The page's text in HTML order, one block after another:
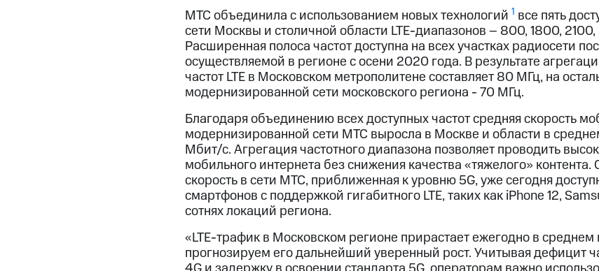
МТС объединила с использованием новых технологий 1 все пять
сети Москвы и столичной области LTE-диапазонов – 800, 1800,
Расширенная полоса частот доступна на всех участках радиосети
осуществляемой в регионе с осени 2020 года. В результате
частот LTE в Московском метрополитене составляет 80 МГц, на
модернизированной сети московского региона - 70 МГц.
Благодаря объединению всех доступных частот средняя скорость
модернизированной сети МТС выросла в Москве и области в
Мбит/с. Агрегация частотного диапазона позволяет проводить
мобильного интернета без снижения качества «тяжелого» контента.
скорость в сети МТС, приближенная к уровню 5G, уже сегодня
смартфонов с поддержкой гигабитного LTE, таких как iPhone 12,
сотнях локаций региона.
«LTE-трафик в Московском регионе прирастает ежегодно в
прогнозируем его дальнейший уверенный рост. Учитывая дефицит